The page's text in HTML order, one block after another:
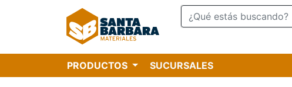
PRODUCTOS SUCURSALES